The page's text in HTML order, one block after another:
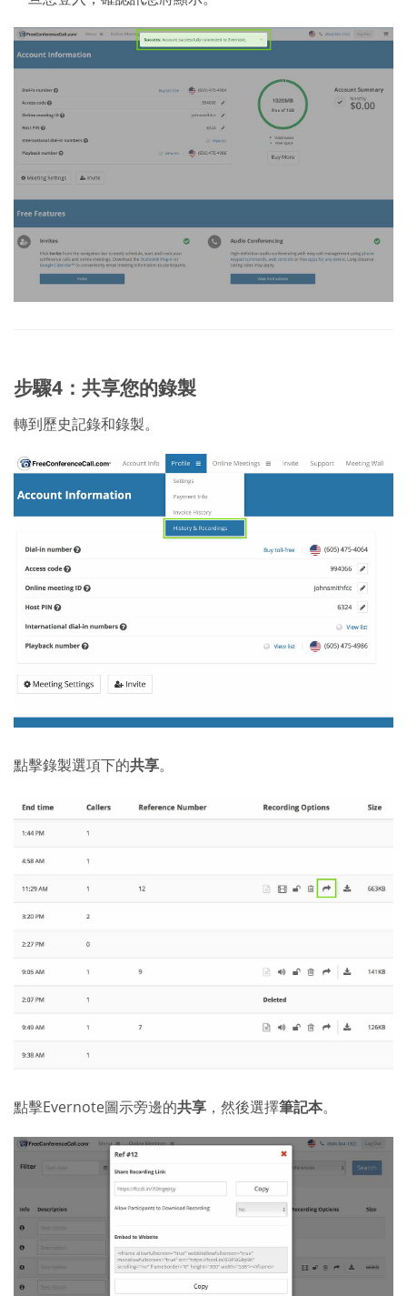
步驟4：共享您的錄製
轉到歷史記錄和錄製。
點擊錄製選項下的共享。
點擊Evernote圖示旁邊的共享 ，然後選擇筆記本。